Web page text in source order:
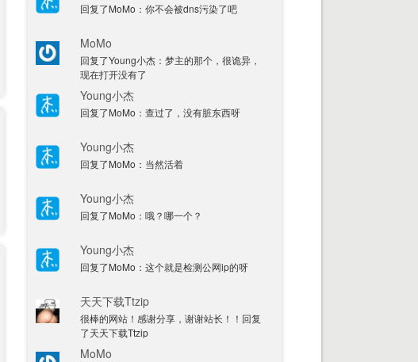
回复了MoMo：你不会被dns污染了吧
MoMo
回复了Young小杰：梦主的那个，很诡异，
现在打开没有了
Young小杰
回复了MoMo：查过了，没有脏东西呀
Young小杰
回复了MoMo：当然活着
Young小杰
回复了MoMo：哦？哪一个？
Young小杰
回复了MoMo：这个就是检测公网ip的呀
天天下载Ttzip
很棒的网站！感谢分享，谢谢站长！！回复
了天天下载Ttzip
MoMo